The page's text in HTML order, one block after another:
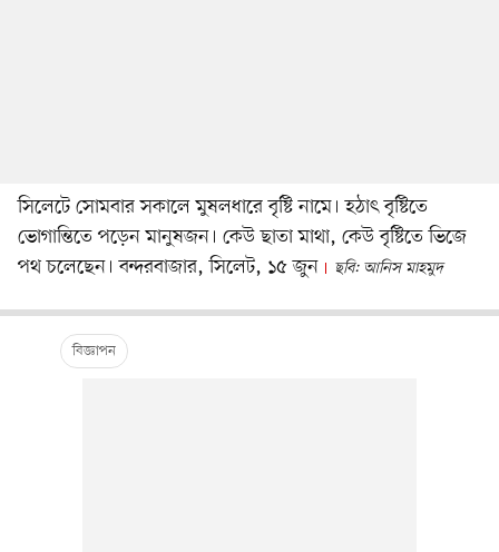
সিলেটে সোমবার সকালে মুষলধারে বৃষ্টি নামে। হঠাৎ বৃষ্টিতে
ভোগান্তিতে পড়েন মানুষজন। কেউ ছাতা মাথা, কেউ বৃষ্টিতে ভিজে
পথ চলেছেন। বন্দরবাজার, সিলেট, ১৫ জুন
ছবি: আনিস মাহমুদ